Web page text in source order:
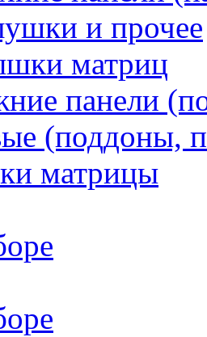
и прочее
матриц
панели
(поддоны,
матрицы